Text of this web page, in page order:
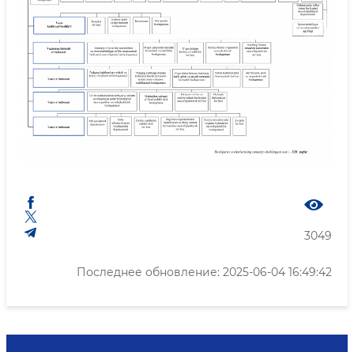
3049
Последнее обновление: 2025-06-04 16:49:42